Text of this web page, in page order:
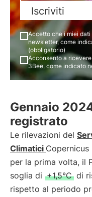
Iscriviti
Accetto che i miei
newsletter, come
(obbligatorio)
Acconsento a
3Bee, come indicato
Gennaio
registrato
Le rilevazioni del
Climatici
per la prima volta, il
soglia di +1,5°C di
rispetto al periodo